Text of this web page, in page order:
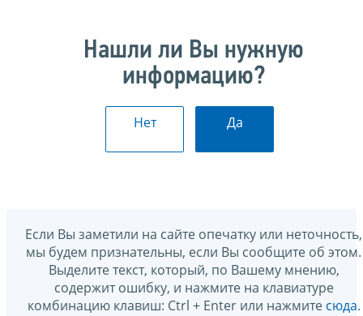
Нашли ли Вы нужную
информацию?
Нет Да
Если Вы заметили на сайте опечатку или неточность,
мы будем признательны, если Вы сообщите об этом.
Выделите текст, который, по Вашему мнению,
содержит ошибку, и нажмите на клавиатуре
комбинацию клавиш: Ctrl + Enter или нажмите сюда.